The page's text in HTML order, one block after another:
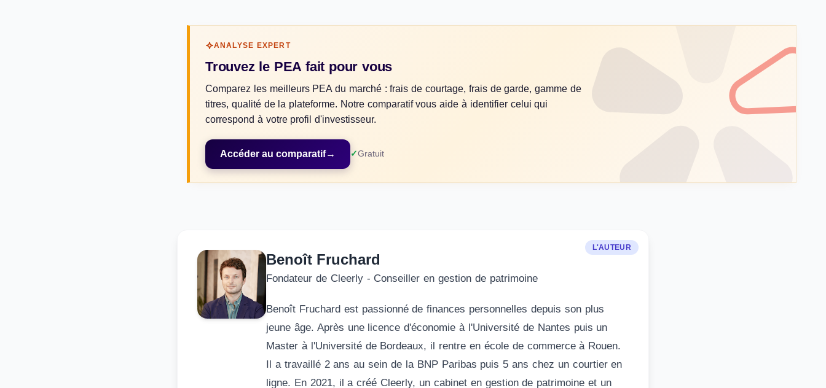
ANALYSE EXPERT
Trouvez le PEA fait pour vous
Comparez les meilleurs PEA du marché : frais de courtage, frais de garde, gamme de
titres, qualité de la plateforme. Notre comparatif vous aide à identifier celui qui
correspond à votre profil d'investisseur.
Accéder au comparatif→ Gratuit
L'AUTEUR
Benoît Fruchard
Fondateur de Cleerly - Conseiller en gestion de patrimoine
Benoît Fruchard est passionné de finances personnelles depuis son plus
jeune âge. Après une licence d'économie à l'Université de Nantes puis un
Master à l'Université de Bordeaux, il rentre en école de commerce à Rouen.
Il a travaillé 2 ans au sein de la BNP Paribas puis 5 ans chez un courtier en
ligne. En 2021, il a créé Cleerly, un cabinet en gestion de patrimoine et un